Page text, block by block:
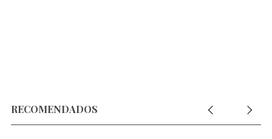
RECOMENDADOS